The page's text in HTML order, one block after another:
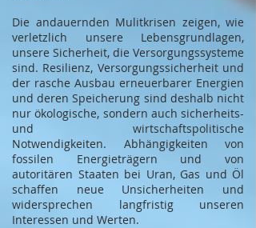
Die andauernden Mulitkrisen zeigen, wie
verletzlich unsere Lebensgrundlagen,
unsere Sicherheit, die Versorgungssysteme
sind. Resilienz, Versorgungssicherheit und
der rasche Ausbau erneuerbarer Energien
und deren Speicherung sind deshalb nicht
nur ökologische, sondern auch sicherheits-
und wirtschaftspolitische
Notwendigkeiten. Abhängigkeiten von
fossilen Energieträgern und von
autoritären Staaten bei Uran, Gas und Öl
schaffen neue Unsicherheiten und
widersprechen langfristig unseren
Interessen und Werten.